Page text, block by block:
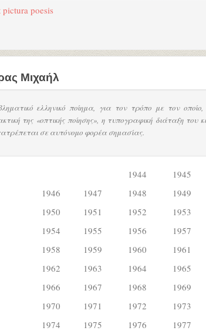
pictura poesis
Μιχαήλ
ελληνικό ποίημα, για τον τρόπο με τον οποίο,
της «οπτικής ποίησης», η τυπογραφική διάταξη του
σε αυτόνομο φορέα σημασίας.
1944
1945
1946
1947 1948
1949
1950
1951 1952
1953
1954
1955 1956
1957
1958
1959 1960
1961
1962
1963 1964
1965
1966
1967 1968
1969
1970
1971 1972
1973
1974
1975 1976
1977